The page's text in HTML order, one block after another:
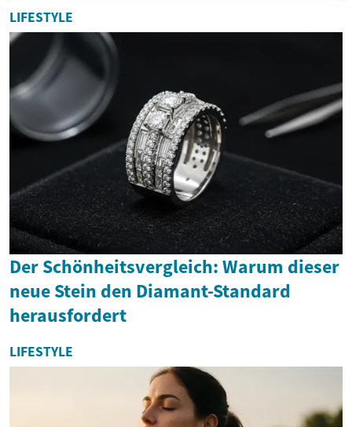
Austausch und persönlicher
Weiterentwicklung. Ob P...
LIFESTYLE
Der Schönheitsvergleich: Warum dieser
neue Stein den Diamant-Standard
herausfordert
LIFESTYLE